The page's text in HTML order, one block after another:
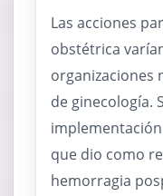
Las acciones
obstétrica
organizaciones
de ginecología.
que dio como
hemorragia